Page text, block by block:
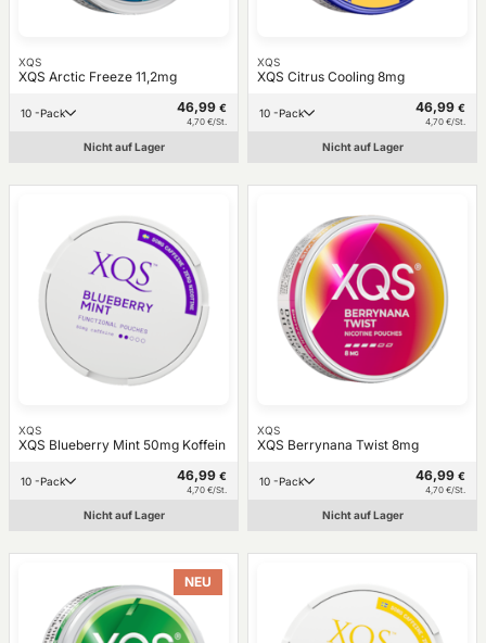
XQS
XQS Arctic Freeze 11,2mg
10 -Pack 46,99 €
4,70 €/St.
Nicht auf Lager
XQS
XQS Citrus Cooling 8mg
10 -Pack 46,99 €
4,70 €/St.
Nicht auf Lager
XQS
XQS Blueberry Mint 50mg Koffein
10 -Pack 46,99 €
4,70 €/St.
Nicht auf Lager
XQS
XQS Berrynana Twist 8mg
10 -Pack 46,99 €
4,70 €/St.
Nicht auf Lager
NEU